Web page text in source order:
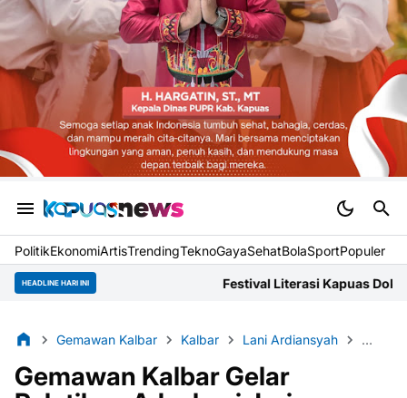
PolitikEkonomiArtisTrendingTeknoGayaSehatBolaSportPopuler
HEADLINE HARI INIFestival Literasi Kapuas Dokumentasikan Narasi
Gemawan Kalbar Kalbar Lani Ardiansyah
Gemawan Kalbar Gelar